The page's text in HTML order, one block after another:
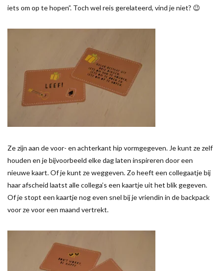
iets om op te hopen”. Toch wel reis gerelateerd, vind je niet? 😉
Ze zijn aan de voor- en achterkant hip vormgegeven. Je kunt ze zelf
houden en je bijvoorbeeld elke dag laten inspireren door een
nieuwe kaart. Of je kunt ze weggeven. Zo heeft een collegaatje bij
haar afscheid laatst alle collega’s een kaartje uit het blik gegeven.
Of je stopt een kaartje nog even snel bij je vriendin in de backpack
voor ze voor een maand vertrekt.